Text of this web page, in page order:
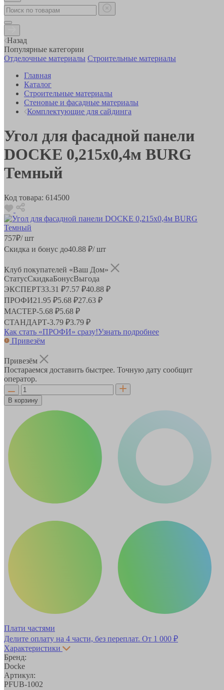
Назад
Популярные категории
Отделочные материалы Строительные материалы
Главная
Каталог
Строительные материалы
Стеновые и фасадные материалы
Комплектующие для сайдинга
Угол для фасадной панели
DOCKE 0,215х0,4м BURG
Темный
Код товара: 614500
757₽/ шт
Скидка и бонус до40.88 ₽/ шт
Клуб покупателей «Ваш Дом»
СтатусСкидкаБонусВыгода
ЭКСПЕРТ33.31 ₽7.57 ₽40.88 ₽
ПРОФИ21.95 ₽5.68 ₽27.63 ₽
МАСТЕР-5.68 ₽5.68 ₽
СТАНДАРТ-3.79 ₽3.79 ₽
Как стать «ПРОФИ» сразу!Узнать подробнее
Привезём
Привезём
Постараемся доставить быстрее. Точную дату сообщит
оператор.
В корзину
Плати частями
Делите оплату на 4 части, без переплат. От 1 000 ₽
Характеристики
Бренд:
Docke
Артикул:
PFUB-1002